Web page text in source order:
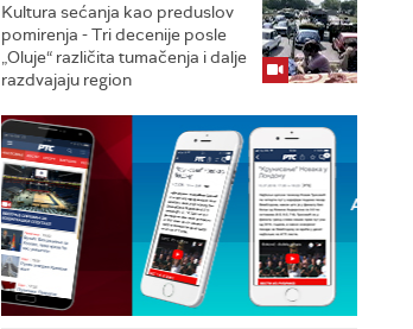
Kultura sećanja kao preduslov
pomirenja ­- Tri decenije posle
„Oluje“ različita tumačenja i dalje
razdvajaju region